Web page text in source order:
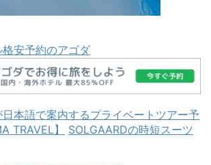
安予約のアゴダ
本語で案内するプライベートツアー予
TRAVEL】
SOLGAARDの時短スーツ